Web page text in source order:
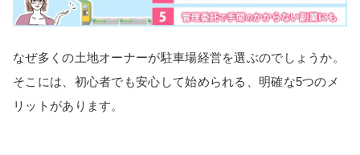
なぜ多くの土地オーナーが駐車場経営を選ぶのでしょうか。
そこには、初心者でも安心して始められる、明確な5つのメ
リットがあります。